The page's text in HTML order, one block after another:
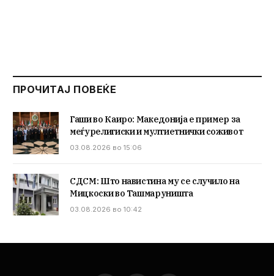
ПРОЧИТАЈ ПОВЕЌЕ
Гаши во Каиро: Македонија е пример за
меѓурелигиски и мултиетнички соживот
03.08.2026 во 15:06
СДСМ: Што навистина му се случило на
Мицкоски во Ташмаруништа
03.08.2026 во 10:42